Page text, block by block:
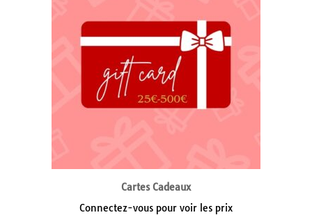
Cartes Cadeaux
Connectez-vous pour voir les prix